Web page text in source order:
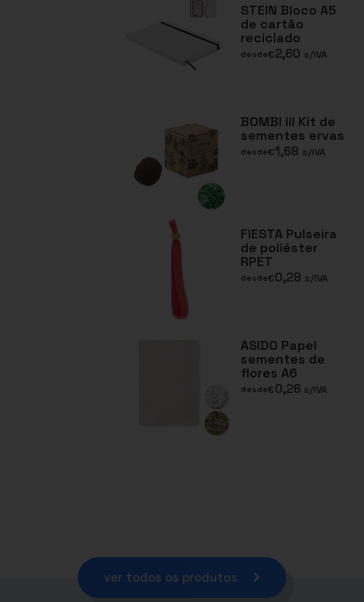
STEIN Bloco A5
de cartão
reciclado
desde€2,60 s/IVA
BOMBI III Kit de
sementes ervas
desde€1,68 s/IVA
FIESTA Pulseira
de poliéster
RPET
desde€0,28 s/IVA
ASIDO Papel
sementes de
flores A6
desde€0,26 s/IVA
ver todos os produtos